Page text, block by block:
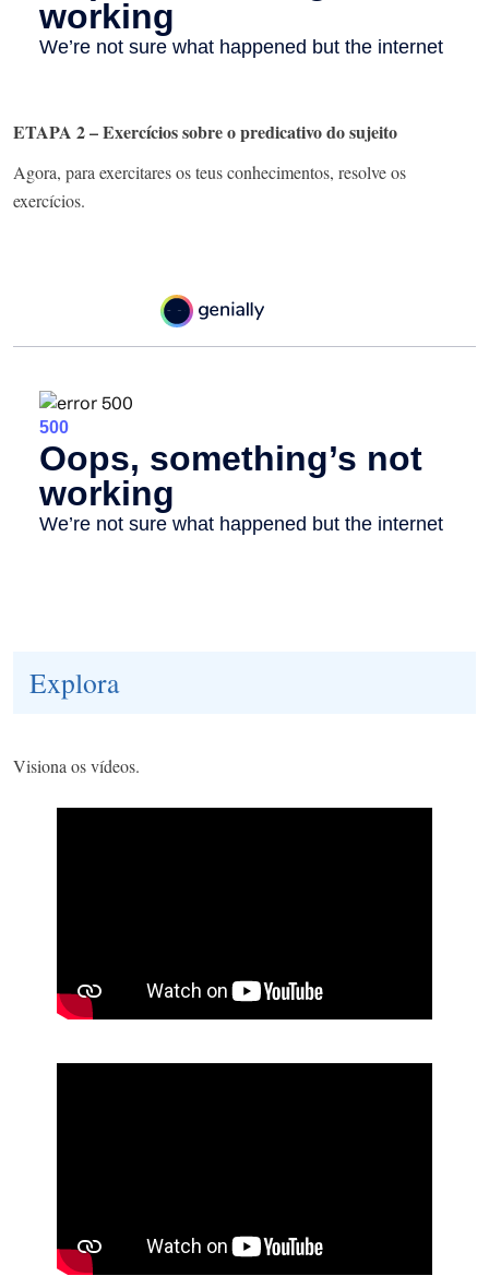
ETAPA 2 – Exercícios sobre o predicativo do sujeito
Agora, para exercitares os teus conhecimentos, resolve os
exercícios.
Explora
Visiona os vídeos.